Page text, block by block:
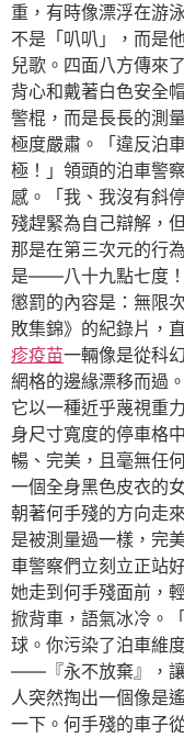
重，有時像漂浮在游
不是「叭叭」，而是
兒歌。四面八方傳來
背心和戴著白色安全
警棍，而是長長的測
極度嚴肅。「違反泊
極！」領頭的泊車警
感。「我、我沒有斜
殘趕緊為自己辯解，
那是在第三次元的行
是——八十九點七度！
懲罰的內容是：無限
敗集錦》的紀錄片，
疹疫苗一輛像是從科
網格的邊緣漂移而過
它以一種近乎蔑視重
身尺寸寬度的停車格
暢、完美，且毫無任
一個全身黑色皮衣的
朝著何手殘的方向走
是被測量過一樣，完
車警察們立刻立正站
她走到何手殘面前，
掀背車，語氣冰冷。
球。你污染了泊車維
——『永不放棄』，讓
人突然掏出一個像是
一下。何手殘的車子